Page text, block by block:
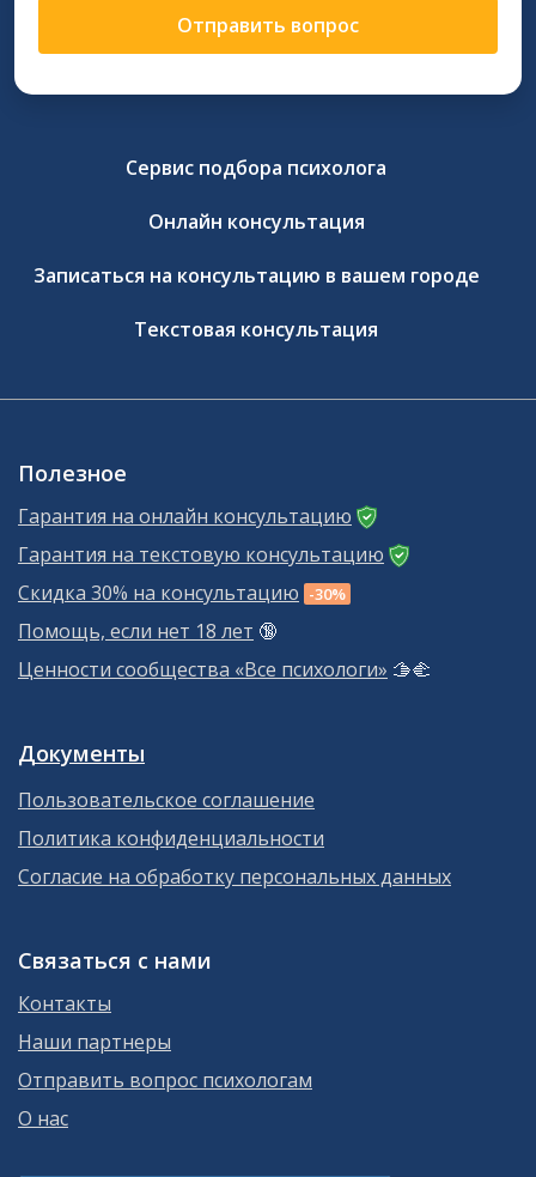
Отправить вопрос
Сервис подбора психолога
Онлайн консультация
Записаться на консультацию в вашем городе
Текстовая консультация
Полезное
Гарантия на онлайн консультацию
Гарантия на текстовую консультацию
Скидка 30% на консультацию -30%
Помощь, если нет 18 лет 🔞
Ценности сообщества «Все психологи» 🫱‍🫲
Документы
Пользовательское соглашение
Политика конфиденциальности
Согласие на обработку персональных данных
Связаться с нами
Контакты
Наши партнеры
Отправить вопрос психологам
О нас